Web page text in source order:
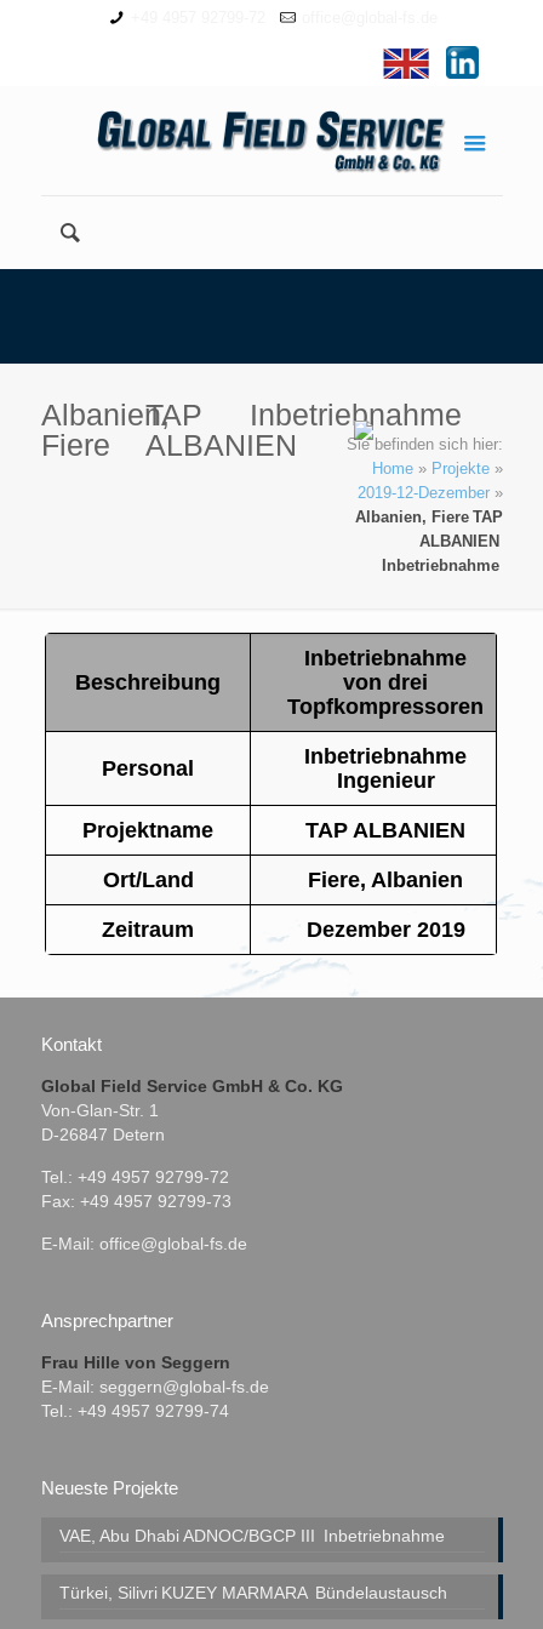
Albanien,
Fiere
TAP
ALBANIEN
Inbetriebnahme
Sie befinden sich hier:
Home» Projekte»
2019-12-Dezember»
Albanien, Fiere TAP
ALBANIEN
Inbetriebnahme
Beschreibung
Inbetriebnahme
von drei
Topfkompressoren
Personal
Inbetriebnahme
Ingenieur
Projektname TAP ALBANIEN
Ort/Land Fiere, Albanien
Zeitraum Dezember 2019
Kontakt
Global Field Service GmbH & Co. KG
Von-Glan-Str. 1
D-26847 Detern
Tel.: +49 4957 92799-72
Fax: +49 4957 92799-73
E-Mail: office@global-fs.de
Ansprechpartner
Frau Hille von Seggern
E-Mail: seggern@global-fs.de
Tel.: +49 4957 92799-74
Neueste Projekte
VAE, Abu Dhabi ADNOC/BGCP III Inbetriebnahme
Türkei, Silivri KUZEY MARMARA Bündelaustausch